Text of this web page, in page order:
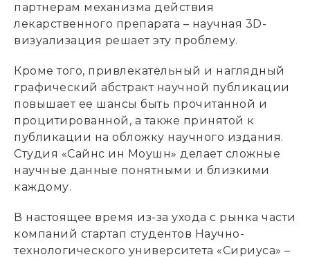
партнерам механизма действия
лекарственного препарата – научная 3D-
визуализация решает эту проблему.
Кроме того, привлекательный и наглядный
графический абстракт научной публикации
повышает ее шансы быть прочитанной и
процитированной, а также принятой к
публикации на обложку научного издания.
Студия «Сайнс ин Моушн» делает сложные
научные данные понятными и близкими
каждому.
В настоящее время из-за ухода с рынка части
компаний стартап студентов Научно-
технологического университета «Сириуса» –